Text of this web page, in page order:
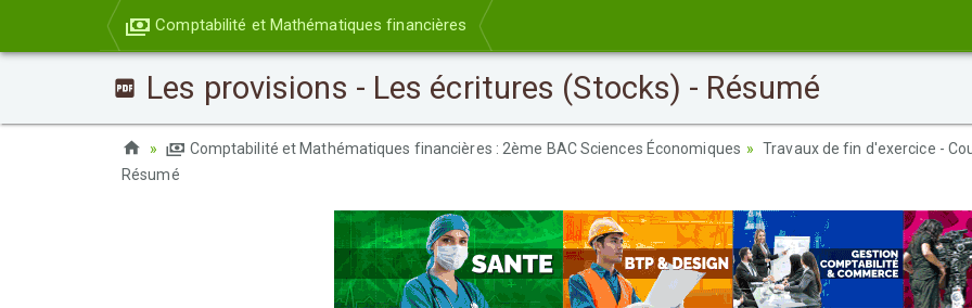
Comptabilité et Mathématiques financières
Les provisions - Les écritures (Stocks) - Résumé
Comptabilité et Mathématiques financières : 2ème BAC Sciences Économiques Travaux de fin d'exercice -
Résumé